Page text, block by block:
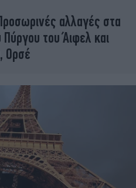
THE OCEAN
ELAMEFORA
αλλαγές στα
Πύργου του Άιφελ και
Ορσέ